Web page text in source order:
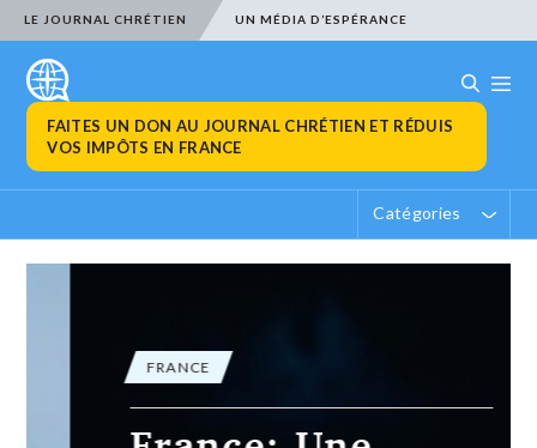
LE JOURNAL CHRÉTIEN UN MÉDIA D’ESPÉRANCE
FAITES UN DON AU JOURNAL CHRÉTIEN ET RÉDUIS
VOS IMPÔTS EN FRANCE
Catégories
FRANCE